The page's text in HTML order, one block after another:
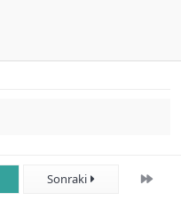
Sonraki Son